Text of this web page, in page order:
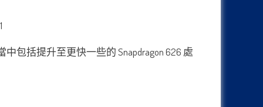
包括提升至更快一些的 Snapdragon 626 處